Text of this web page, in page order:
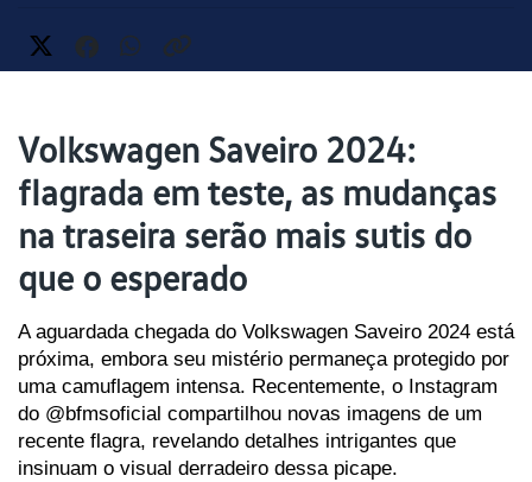
Volkswagen Saveiro 2024:
flagrada em teste, as mudanças
na traseira serão mais sutis do
que o esperado
A aguardada chegada do Volkswagen Saveiro 2024 está
próxima, embora seu mistério permaneça protegido por
uma camuflagem intensa. Recentemente, o Instagram
do @bfmsoficial compartilhou novas imagens de um
recente flagra, revelando detalhes intrigantes que
insinuam o visual derradeiro dessa picape.